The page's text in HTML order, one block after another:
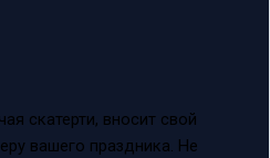
скатерти, вносит свой
вашего праздника. Не